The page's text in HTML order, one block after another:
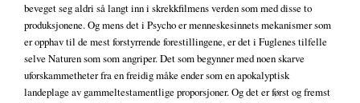
beveget seg aldri så langt inn i skrekkfilmens verden som med disse to
produksjonene. Og mens det i Psycho er menneskesinnets mekanismer som
er opphav til de mest forstyrrende forestillingene, er det i Fuglenes tilfelle
selve Naturen som som angriper. Det som begynner med noen skarve
uforskammetheter fra en freidig måke ender som en apokalyptisk
landeplage av gammeltestamentlige proporsjoner. Og det er først og fremst